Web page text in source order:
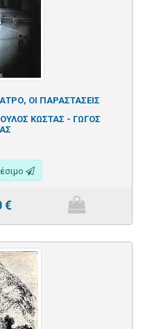
ΟΙ ΠΑΡΑΣΤΑΣΕΙΣ
ΚΩΣΤΑΣ - ΓΩΓΟΣ
€